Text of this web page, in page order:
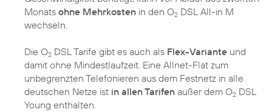
Monats ohne Mehrkosten in den O2 DSL All-in M
wechseln.
Die O2 DSL Tarife gibt es auch als Flex-Variante und
damit ohne Mindestlaufzeit. Eine Allnet-Flat zum
unbegrenzten Telefonieren aus dem Festnetz in alle
deutschen Netze ist in allen Tarifen außer dem O2 DSL
Young enthalten.